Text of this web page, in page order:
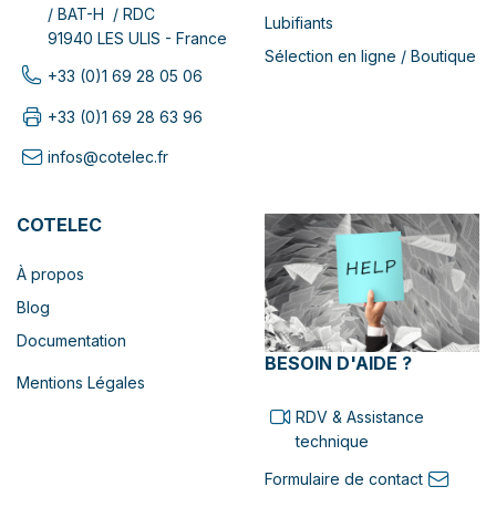
/ BAT-H / RDC
91940 LES ULIS - France
+33 (0)1 69 28 05 06
+33 (0)1 69 28 63 96
infos@cotelec.fr
Lubifiants
Sélection en ligne / Boutique
COTELEC
À propos
Blog
Documentation
Mentions Légales
BESOIN D'AIDE ?
RDV & Assistance
technique
Formulaire de contact